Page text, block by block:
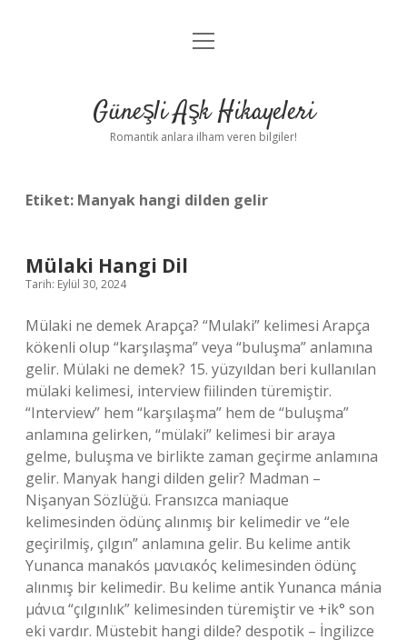
Anasayfa
Yasal Uyarı
menüyü
Güneşli Aşk Hikayeleri
Romantik anlara ilham veren bilgiler!
Etiket: Manyak hangi dilden gelir
Mülaki Hangi Dil
Tarih: Eylül 30, 2024
Mülaki ne demek Arapça? “Mulaki” kelimesi Arapça
kökenli olup “karşılaşma” veya “buluşma” anlamına
gelir. Mülaki ne demek? 15. yüzyıldan beri kullanılan
mülaki kelimesi, interview fiilinden türemiştir.
“Interview” hem “karşılaşma” hem de “buluşma”
anlamına gelirken, “mülaki” kelimesi bir araya
gelme, buluşma ve birlikte zaman geçirme anlamına
gelir. Manyak hangi dilden gelir? Madman –
Nişanyan Sözlüğü. Fransızca maniaque
kelimesinden ödünç alınmış bir kelimedir ve “ele
geçirilmiş, çılgın” anlamına gelir. Bu kelime antik
Yunanca manakós μανιακός kelimesinden ödünç
alınmış bir kelimedir. Bu kelime antik Yunanca mánia
μάνια “çılgınlık” kelimesinden türemiştir ve +ik° son
eki vardır. Müstebit hangi dilde? despotik – İngilizce